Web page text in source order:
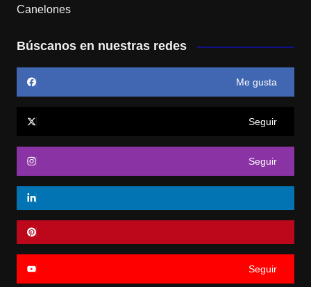
Búscanos en nuestras redes
Me gusta
Seguir
Seguir
Seguir